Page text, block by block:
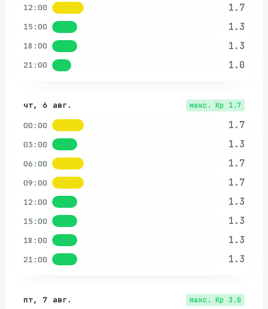
12:00 1.7
15:00 1.3
18:00 1.3
21:00 1.0
чт, 6 авг. макс. Kp 1.7
00:00 1.7
03:00 1.3
06:00 1.7
09:00 1.7
12:00 1.3
15:00 1.3
18:00 1.3
21:00 1.3
пт, 7 авг. макс. Kp 3.0